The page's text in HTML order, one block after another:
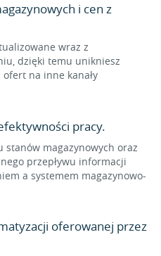
i cen z
wraz z
dzięki temu unikniesz
na inne kanały
pracy.
magazynowych oraz
przepływu informacji
a systemem magazynowo-
oferowanej przez